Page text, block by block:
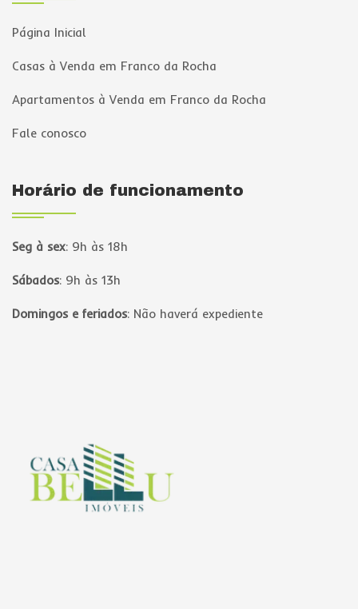
Página Inicial
Casas à Venda em Franco da Rocha
Apartamentos à Venda em Franco da Rocha
Fale conosco
Horário de funcionamento
Seg à sex: 9h às 18h
Sábados: 9h às 13h
Domingos e feriados: Não haverá expediente